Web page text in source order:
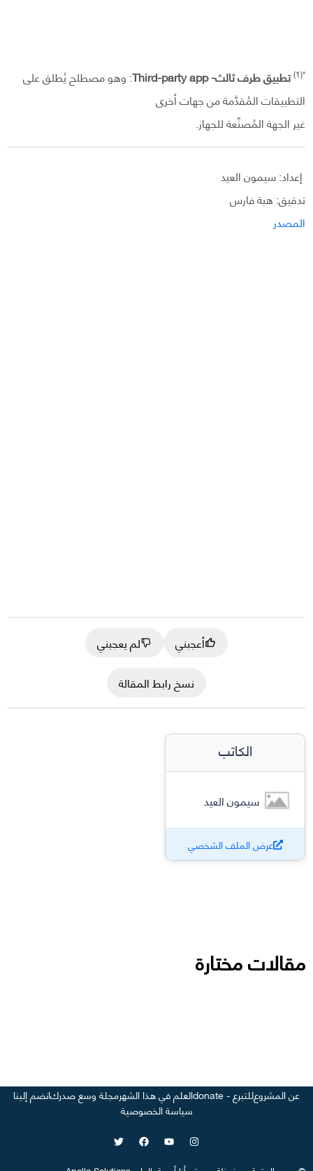
*(1) تطبيق طرف ثالث-Third-party app: وهو مصطلح يُطلق على
التطبيقات المُقدَّمة من جهات أخرى
غير الجهة المُصنِّعة للجهاز.
إعداد: سيمون العيد
تدقيق: هبة فارس
المصدر
أعجبني
لم يعجبني
نسخ رابط المقالة
الكاتب
سيمون العيد
عرض الملف الشخصي
مقالات مختارة
عن المشروعللتبرع - donate العلم في هذا الشهرمجلة وسع صدركانضم إلينا
سياسة الخصوصية